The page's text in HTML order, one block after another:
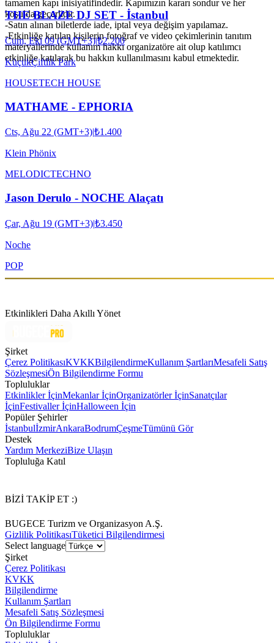
tamamen kapı inisiyatifindedir. Kapımızın kararı sondur ve her
koşulda geçerlidir.
-Satın alınan biletlerde iade, iptal veya değişim yapılamaz.
-Etkinliğe katılan kişilerin fotoğraf ve video çekimlerinin tanıtım
materyallerinde kullanım hakkı organizatöre ait olup katılımcı
etkinliğe katılarak bu hakkın kullanılmasını kabul etmektedir.
THE BLAZE DJ SET - İstanbul
Cum, Eki 09 (GMT+3)|₺2.200
KüçükÇiftlik Park
HOUSETECH HOUSE
MATHAME - EPHORIA
Cts, Ağu 22 (GMT+3)|₺1.400
Klein Phönix
MELODICTECHNO
Jason Derulo - NOCHE Alaçatı
Çar, Ağu 19 (GMT+3)|₺3.450
Noche
POP
Etkinlikleri Daha Akıllı Yönet
Şirket
Çerez PolitikasıKVKKBilgilendirmeKullanım ŞartlarıMesafeli Satış
SözleşmesiÖn Bilgilendirme Formu
Topluluklar
Etkinlikler İçinMekanlar İçinOrganizatörler İçinSanatçılar
İçinFestivaller İçinHalloween İçin
Popüler Şehirler
İstanbulİzmirAnkaraBodrumÇeşmeTümünü Gör
Destek
Yardım MerkeziBize Ulaşın
Topluluğa Katıl
BİZİ TAKİP ET :)
BUGECE Turizm ve Organizasyon A.Ş.
Gizlilik PolitikasıTüketici Bilgilendirmesi
Select language
Şirket
Çerez Politikası
KVKK
Bilgilendirme
Kullanım Şartları
Mesafeli Satış Sözleşmesi
Ön Bilgilendirme Formu
Topluluklar